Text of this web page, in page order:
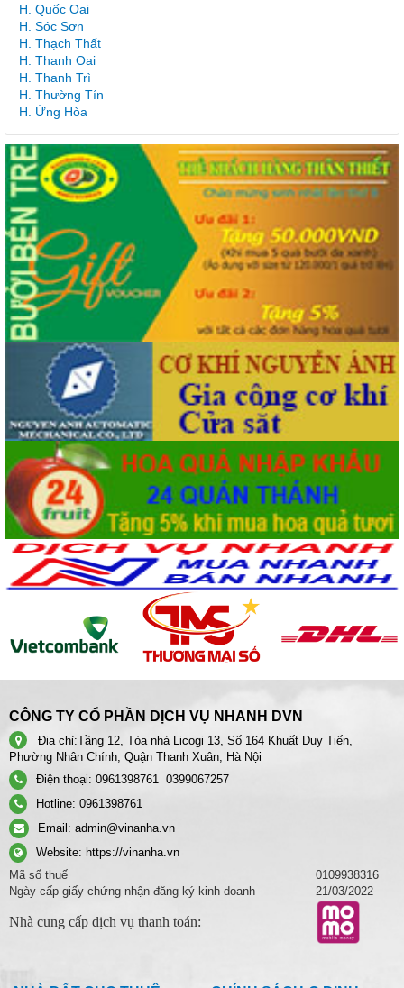
H. Quốc Oai
H. Sóc Sơn
H. Thạch Thất
H. Thanh Oai
H. Thanh Trì
H. Thường Tín
H. Ứng Hòa
CÔNG TY CỔ PHẦN DỊCH VỤ NHANH DVN
Địa chỉ:Tầng 12, Tòa nhà Licogi 13, Số 164 Khuất Duy Tiến,
Phường Nhân Chính, Quận Thanh Xuân, Hà Nội
Điện thoại: 0961398761 0399067257
Hotline: 0961398761
Email: admin@vinanha.vn
Website: https://vinanha.vn
Mã số thuế
0109938316
Ngày cấp giấy chứng nhận đăng ký kinh doanh
21/03/2022
Nhà cung cấp dịch vụ thanh toán: